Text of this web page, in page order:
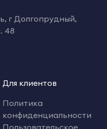
г Долгопрудный,
48
Для клиентов
Политика
конфиденциальности
Пользовательское